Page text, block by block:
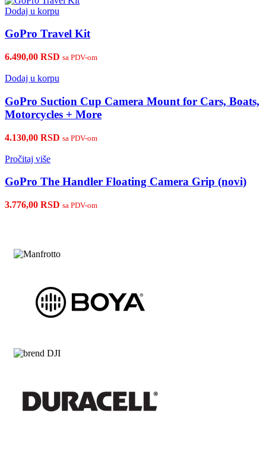
Dodaj u korpu
GoPro Travel Kit
6.490,00 RSD sa PDV-om
Dodaj u korpu
GoPro Suction Cup Camera Mount for Cars, Boats,
Motorcycles + More
4.130,00 RSD sa PDV-om
Pročitaj više
GoPro The Handler Floating Camera Grip (novi)
3.776,00 RSD sa PDV-om